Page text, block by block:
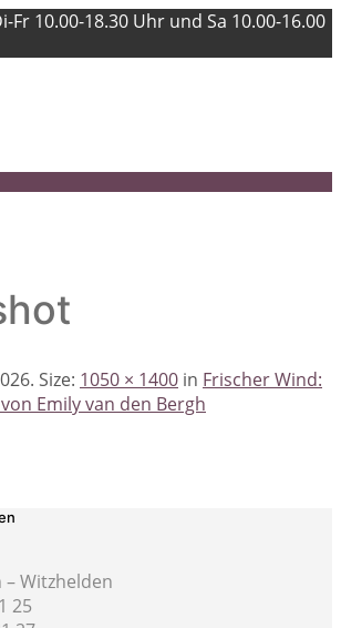
Fr 10.00-18.30 Uhr und Sa 10.00-16.00
. Size: 1050 × 1400 in Frischer Wind:
Emily van den Bergh
– Witzhelden
25